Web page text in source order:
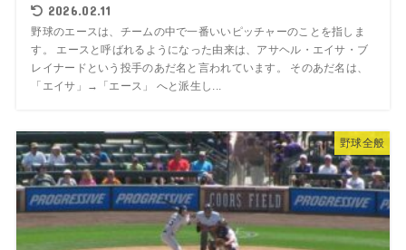
2026.02.11
野球のエースは、チームの中で一番いいピッチャーのことを指しま
す。 エースと呼ばれるようになった由来は、アサヘル・エイサ・ブ
レイナードという投手のあだ名と言われています。 そのあだ名は、
「エイサ」→「エース」 へと派生し...
野球全般